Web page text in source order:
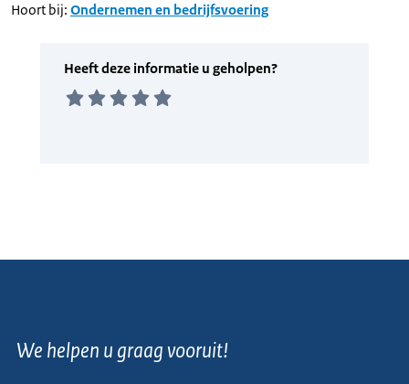
Hoort bij: Ondernemen en bedrijfsvoering
We helpen u graag vooruit!